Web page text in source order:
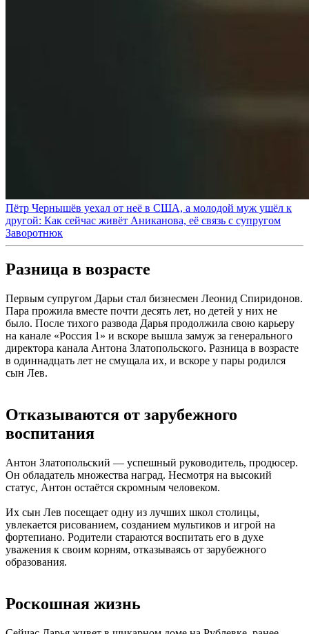
Пётр Чернышёв уехал от неё в США, а молодой муж ушёл к
другой: Как сейчас живёт Аниканова, её связь с супругом
Заворотнюк
Разница в возрасте
Первым супругом Дарьи стал бизнесмен Леонид Спиридонов.
Пара прожила вместе почти десять лет, но детей у них не
было. После тихого развода Дарья продолжила свою карьеру
на канале «Россия 1» и вскоре вышла замуж за генерального
директора канала Антона Златопольского. Разница в возрасте
в одиннадцать лет не смущала их, и вскоре у пары родился
сын Лев.
Отказываются от зарубежного
воспитания
Антон Златопольский — успешный руководитель, продюсер.
Он обладатель множества наград. Несмотря на высокий
статус, Антон остаётся скромным человеком.
Их сын Лев посещает одну из лучших школ столицы,
увлекается рисованием, созданием мультиков и игрой на
фортепиано. Родители стараются воспитать его в духе
уважения к своим корням, отказываясь от зарубежного
образования.
Роскошная жизнь